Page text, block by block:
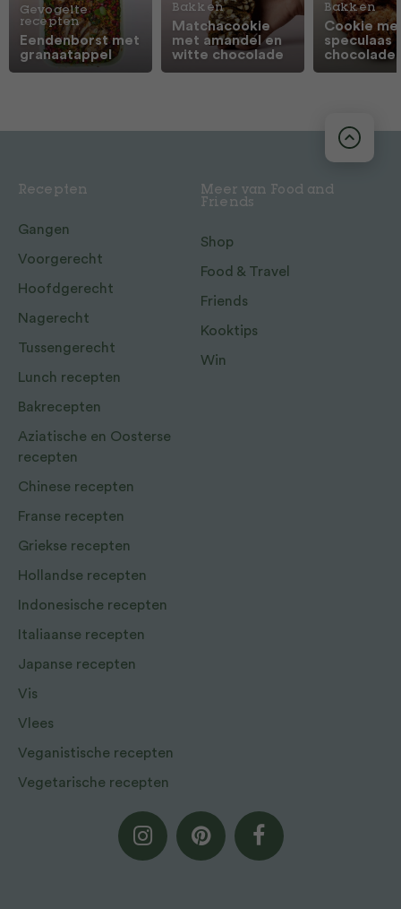
Gevogelte
recepten
Eendenborst met
granaatappel
Bakken
Matchacookie
met amandel en
witte chocolade
Bakken
Cookie
speculaas
chocolade
Recepten
Gangen
Voorgerecht
Hoofdgerecht
Nagerecht
Tussengerecht
Lunch recepten
Bakrecepten
Aziatische en Oosterse
recepten
Chinese recepten
Franse recepten
Griekse recepten
Hollandse recepten
Indonesische recepten
Italiaanse recepten
Japanse recepten
Vis
Vlees
Veganistische recepten
Vegetarische recepten
Meer van Food and
Friends
Shop
Food & Travel
Friends
Kooktips
Win